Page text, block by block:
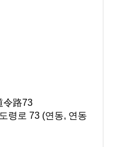
令路73
령로 73 (연동, 연동